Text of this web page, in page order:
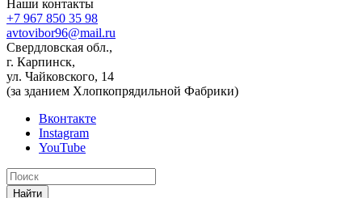
Наши контакты
+7 967 850 35 98
avtovibor96@mail.ru
Свердловская обл.,
г. Карпинск,
ул. Чайковского, 14
(за зданием Хлопкопрядильной Фабрики)
Вконтакте
Instagram
YouTube
Найти